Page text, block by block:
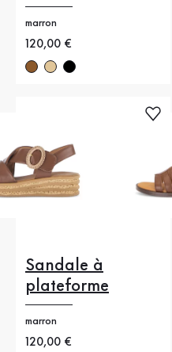
marron
Nouveau prix
120,00 €
Sandale à
plateforme
marron
Nouveau prix
120,00 €